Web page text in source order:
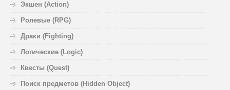
Экшен (Action)
Ролевые (RPG)
Драки (Fighting)
Логические (Logic)
Квесты (Quest)
Поиск предметов (Hidden Object)